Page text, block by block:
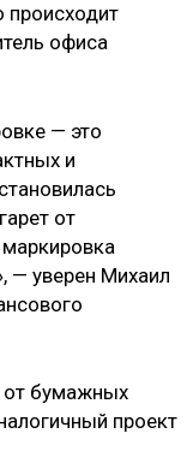
офиса
— это
и
от
— уверен Михаил
от бумажных
проект